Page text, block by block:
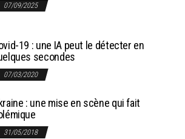
07/09/2025
19 : une IA peut le détecter en
secondes
07/03/2020
: une mise en scène qui fait
31/05/2018